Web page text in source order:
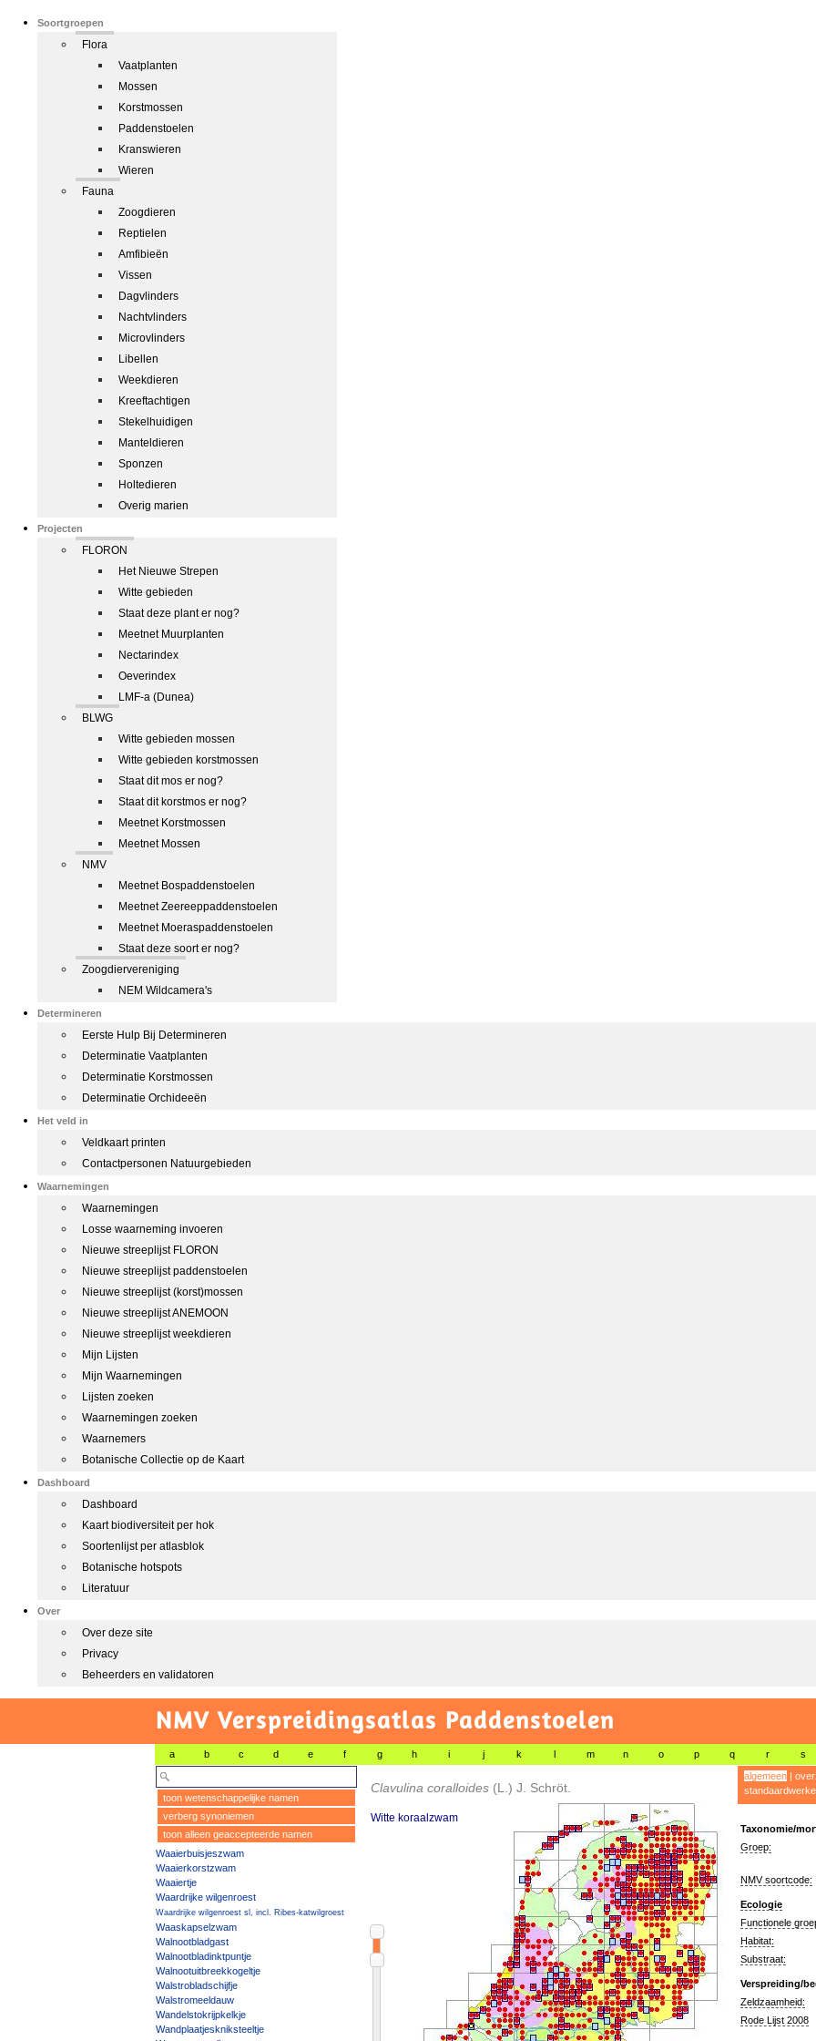
Soortgroepen
Flora
Vaatplanten
Mossen
Korstmossen
Paddenstoelen
Kranswieren
Wieren
Fauna
Zoogdieren
Reptielen
Amfibieën
Vissen
Dagvlinders
Nachtvlinders
Microvlinders
Libellen
Weekdieren
Kreeftachtigen
Stekelhuidigen
Manteldieren
Sponzen
Holtedieren
Overig marien
Projecten
FLORON
Het Nieuwe Strepen
Witte gebieden
Staat deze plant er nog?
Meetnet Muurplanten
Nectarindex
Oeverindex
LMF-a (Dunea)
BLWG
Witte gebieden mossen
Witte gebieden korstmossen
Staat dit mos er nog?
Staat dit korstmos er nog?
Meetnet Korstmossen
Meetnet Mossen
NMV
Meetnet Bospaddenstoelen
Meetnet Zeereeppaddenstoelen
Meetnet Moeraspaddenstoelen
Staat deze soort er nog?
Zoogdiervereniging
NEM Wildcamera's
Determineren
Eerste Hulp Bij Determineren
Determinatie Vaatplanten
Determinatie Korstmossen
Determinatie Orchideeën
Het veld in
Veldkaart printen
Contactpersonen Natuurgebieden
Waarnemingen
Waarnemingen
Losse waarneming invoeren
Nieuwe streeplijst FLORON
Nieuwe streeplijst paddenstoelen
Nieuwe streeplijst (korst)mossen
Nieuwe streeplijst ANEMOON
Nieuwe streeplijst weekdieren
Mijn Lijsten
Mijn Waarnemingen
Lijsten zoeken
Waarnemingen zoeken
Waarnemers
Botanische Collectie op de Kaart
Dashboard
Dashboard
Kaart biodiversiteit per hok
Soortenlijst per atlasblok
Botanische hotspots
Literatuur
Over
Over deze site
Privacy
Beheerders en validatoren
NMV Verspreidingsatlas Paddenstoelen
a b c d e f g h i j k l m n o p q r s
toon wetenschappelijke namen
verberg synoniemen
toon alleen geaccepteerde namen
Waaierbuisjeszwam
Waaierkorstzwam
Waaiertje
Waardrijke wilgenroest
Waardrijke wilgenroest sl, incl. Ribes-katwilgroest
Waaskapselzwam
Walnootbladgast
Walnootbladinktpuntje
Walnootuitbreekkogeltje
Walstrobladschijfje
Walstromeeldauw
Wandelstokrijpkelkje
Wandplaatjeskniksteeltje
Clavulina coralloides (L.) J. Schröt.
Witte koraalzwam
algemeen|
Taxonomie/
Groep:
NMV soortcode:
Ecologie
Functionele
Habitat:
Substraat:
Verspreiding/
Zeldzaamheid:
Rode Lijst 2008